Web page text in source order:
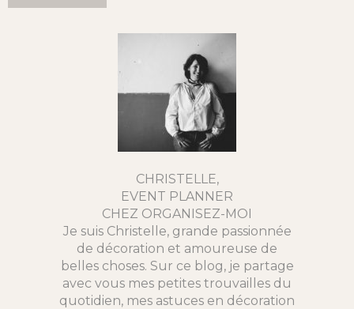
CHRISTELLE,
EVENT PLANNER
CHEZ ORGANISEZ-MOI
Je suis Christelle, grande passionnée
de décoration et amoureuse de
belles choses. Sur ce blog, je partage
avec vous mes petites trouvailles du
quotidien, mes astuces en décoration